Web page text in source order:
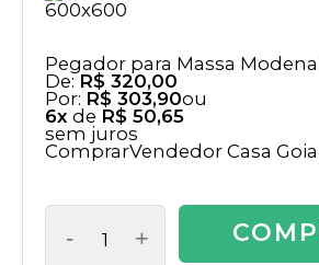
Pegador para Massa Modena
De: R$ 320,00
Por: R$ 303,90ou
6x de R$ 50,65
sem juros
ComprarVendedor Casa
- +